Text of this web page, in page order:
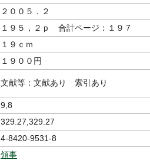
２００５．２
１９５，２ｐ 合計ページ：１９７
１９ｃｍ
１９００円
文献等：文献あり 索引あり
9,8
329.27,329.27
4-8420-9531-8
領事